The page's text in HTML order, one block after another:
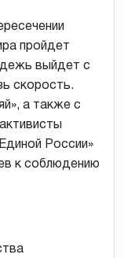
пройдет
выйдет с
скорость.
а также с
России»
к соблюдению